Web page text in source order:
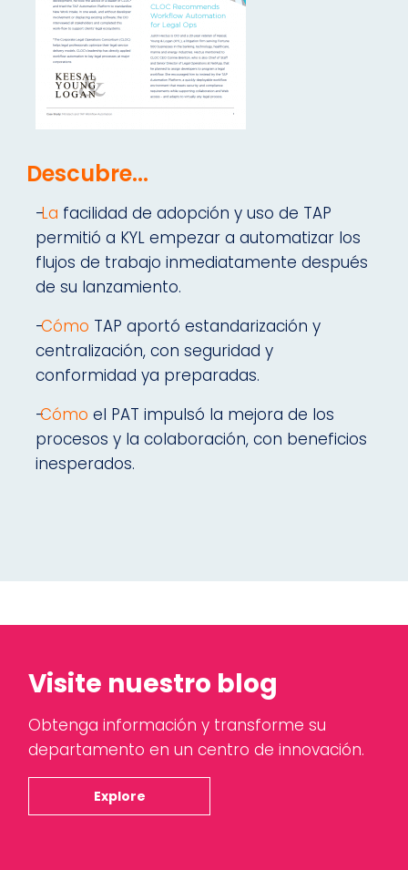
Descubre...
-La facilidad de adopción y uso de TAP
permitió a KYL empezar a automatizar los
flujos de trabajo inmediatamente después
de su lanzamiento.
-Cómo TAP aportó estandarización y
centralización, con seguridad y
conformidad ya preparadas.
-
Cómo el PAT impulsó la mejora de los
procesos y la colaboración, con beneficios
inesperados.
Visite nuestro blog
Obtenga información y transforme su
departamento en un centro de innovación.
Explore